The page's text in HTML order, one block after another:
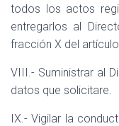
todos los actos
entregarlos al
fracción X del
VIII.- Suministrar al
datos que solicitare.
IX.- Vigilar la